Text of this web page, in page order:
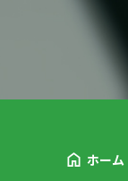
ホーム